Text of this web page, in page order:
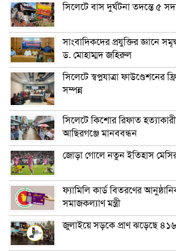
সিলেটে বাস দুর্ঘটনা তদন্তে ৫
সাংবাদিকদের প্রযুক্তির জ্ঞানে
ড. মোহাম্মদ জহিরুল
সিলেটে স্বপ্নযাত্রা ফাউণ্ডেশনের
সম্পন্ন
সিলেটে কিশোর রিফাত
আছিরগঞ্জে মানববন্ধন
জোড়া গোলে নতুন ইতিহাস
ফ্যামিলি কার্ড বিতরণের
সমাজকল্যাণ মন্ত্রী
জুলাইয়ে সড়কে প্রাণ ঝড়েছে